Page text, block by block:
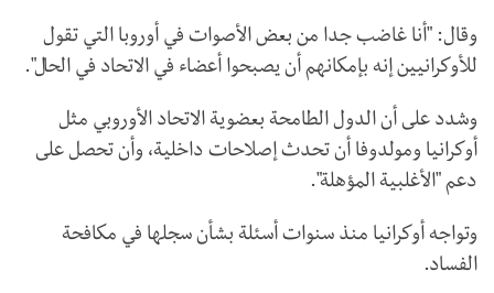
وقال: "أنا غاضب جدا من بعض الأصوات في أوروبا التي تقول
للأوكرانيين إنه بإمكانهم أن يصبحوا أعضاء في الاتحاد في الحال".
وشدد على أن الدول الطامحة بعضوية الاتحاد الأوروبي مثل
أوكرانيا ومولدوفا أن تحدث إصلاحات داخلية، وأن تحصل على
دعم "الأغلبية المؤهلة".
وتواجه أوكرانيا منذ سنوات أسئلة بشأن سجلها في مكافحة
الفساد.